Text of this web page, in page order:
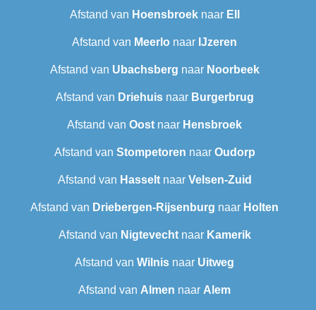
Afstand van Hoensbroeknaar Ell
Afstand van Meerlo naar IJzeren
Afstand van Ubachsberg naar Noorbeek
Afstand van Driehuisnaar Burgerbrug
Afstand van Oost naar Hensbroek
Afstand van Stompetoren naar Oudorp
Afstand van Hasseltnaar Velsen-Zuid
Afstand van Driebergen-Rijsenburg naar Holten
Afstand van Nigtevechtnaar Kamerik
Afstand van Wilnis naar Uitweg
Afstand van Almen naar Alem